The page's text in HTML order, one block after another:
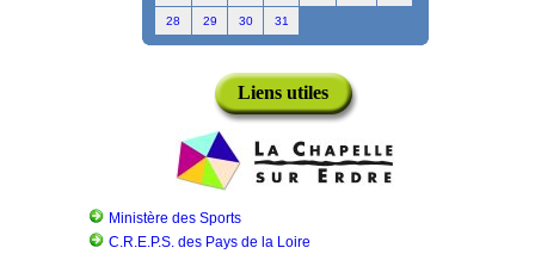
28 29 30 31
Liens utiles
Ministère des Sports
C.R.E.P.S. des Pays de la Loire